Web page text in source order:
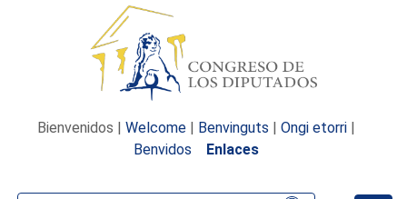
Bienvenidos | Welcome | Benvinguts | Ongi etorri |
Benvidos
Enlaces